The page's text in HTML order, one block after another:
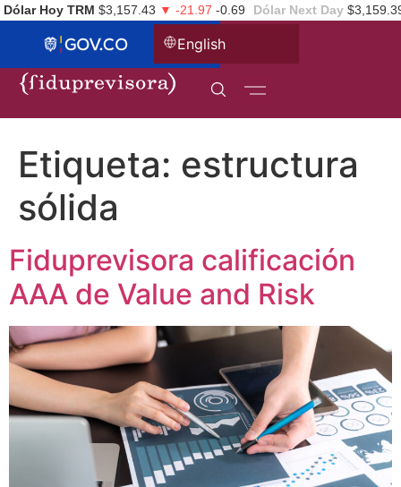
Dólar Hoy TRM $3,157.43 ▼ -21.97 -0.69 Dólar Next Day
English
Etiqueta: estructura
sólida
Fiduprevisora calificación
AAA de Value and Risk